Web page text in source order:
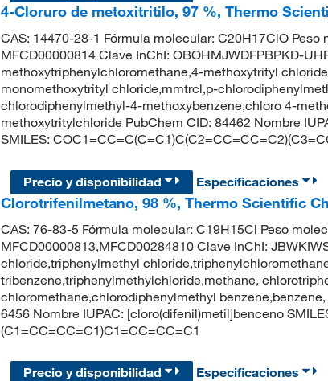
4-Cloruro de metoxitritilo, 97 %, Thermo
CAS: 14470-28-1 Fórmula molecular: C20H17ClO
MFCD00000814 Clave InChI: OBOHMJWDFPBPKD-
methoxytriphenylchloromethane,4-methoxytrityl
monomethoxytrityl chloride,mmtrcl,p-
chlorodiphenylmethyl-4-methoxybenzene,chloro 4-
methoxytritylchloride PubChem CID: 84462 Nombre
SMILES:
Precio y disponibilidad
Especificaciones
Clorotrifenilmetano, 98 %, Thermo Scientific
CAS: 76-83-5 Fórmula molecular: C19H15Cl Peso
MFCD00000813,MFCD00284810 Clave InChI:
chloride,triphenylmethyl
tribenzene,triphenylmethylchloride,methane,
chloromethane,chlorodiphenylmethyl
6456 Nombre IUPAC: [cloro(difenil)metil]benceno
(C1=CC=CC=C1)C1=CC=CC=C1
Precio y disponibilidad
Especificaciones